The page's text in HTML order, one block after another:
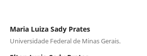
Maria Luiza Sady Prates
Universidade Federal de Minas Gerais.